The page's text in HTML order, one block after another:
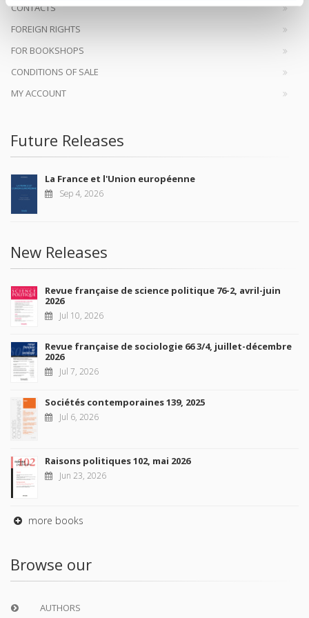
CONTACTS
FOREIGN RIGHTS
FOR BOOKSHOPS
CONDITIONS OF SALE
MY ACCOUNT
Future Releases
La France et l'Union européenne
Sep 4, 2026
New Releases
Revue française de science politique 76-2, avril-juin
2026
Jul 10, 2026
Revue française de sociologie 66 3/4, juillet-décembre
2026
Jul 7, 2026
Sociétés contemporaines 139, 2025
Jul 6, 2026
Raisons politiques 102, mai 2026
Jun 23, 2026
more books
Browse our
AUTHORS